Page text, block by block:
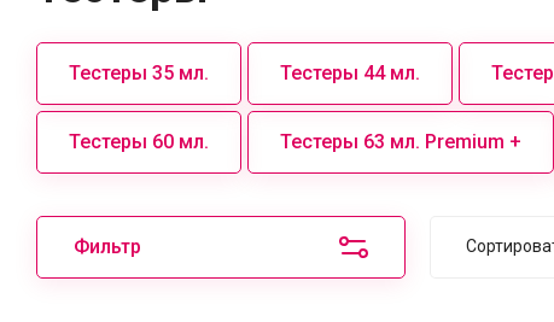
Тестеры 35 мл. Тестеры 44 мл.
Тестеры 60 мл. Тестеры 63 мл. Premium +
Фильтр